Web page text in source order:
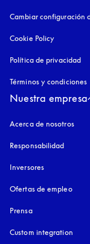
Cambiar configuración
Cookie Policy
Política de privacidad
Términos y condiciones
Nuestra empresa
Acerca de nosotros
Responsabilidad
Inversores
Ofertas de empleo
Prensa
Custom integration